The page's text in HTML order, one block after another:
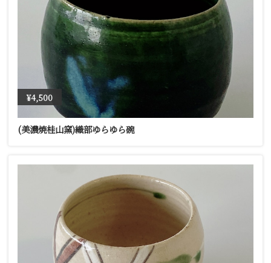
¥4,500
(美濃焼桂山窯)織部ゆらゆら碗